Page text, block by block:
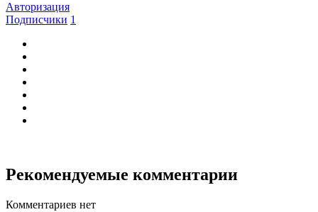
Авторизация
Подписчики 1
Рекомендуемые комментарии
Комментариев нет